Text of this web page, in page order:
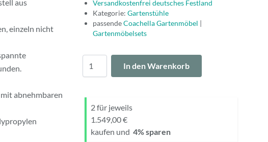
aus
einzeln nicht
abnehmbaren
Versandkostenfrei deutsches Festland
Kategorie: Gartenstühle
passendeCoachella Gartenmöbel |
Gartenmöbelsets
In den Warenkorb
2 für jeweils
1.549,00 €
kaufen und 4% sparen